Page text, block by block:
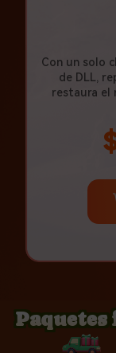
Con un solo
de DLL,
restaura el